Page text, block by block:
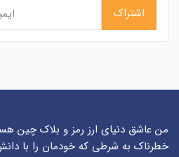
من عاشق دنیای ارز رمز و بلاک چین
خطرناک به شرطی که خودمان را با